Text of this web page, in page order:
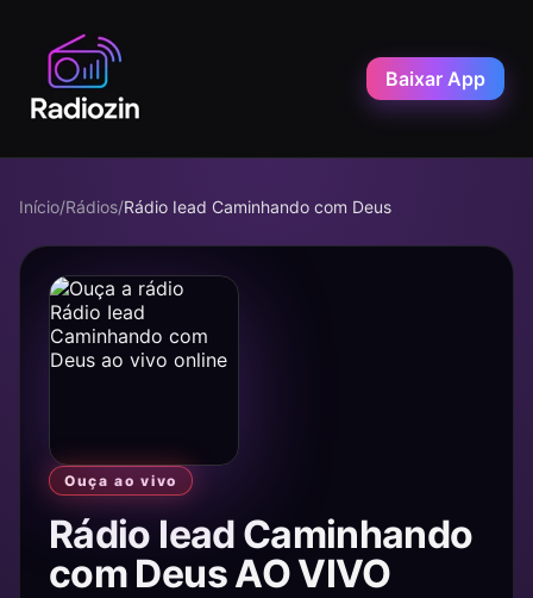
Baixar App
Início/Rádios/Rádio Iead Caminhando com Deus
Ouça ao vivo
Rádio Iead Caminhando
com Deus AO VIVO